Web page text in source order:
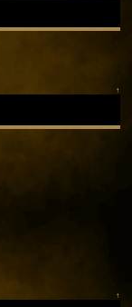
↑
↑